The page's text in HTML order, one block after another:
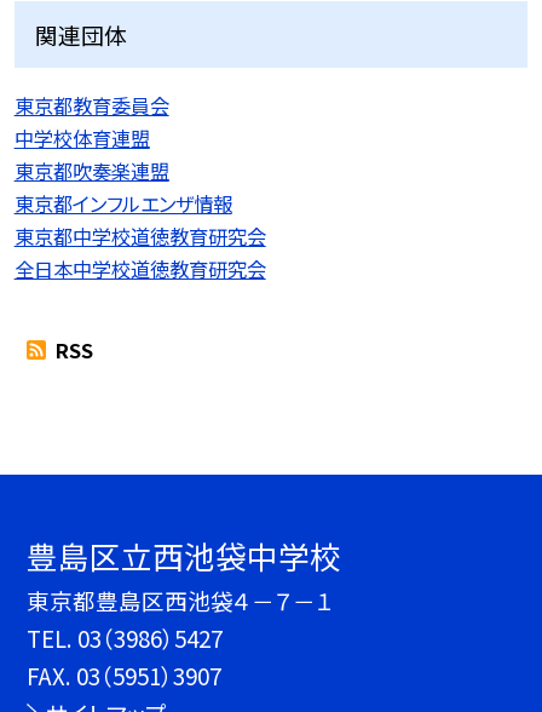
関連団体
東京都教育委員会
中学校体育連盟
東京都吹奏楽連盟
東京都インフルエンザ情報
東京都中学校道徳教育研究会
全日本中学校道徳教育研究会
RSS
豊島区立西池袋中学校
東京都豊島区西池袋４－７－１
TEL. 03（3986）5427
FAX. 03（5951）3907